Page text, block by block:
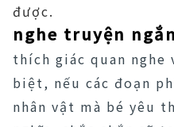
được.
nghe truyện
thích giác quan nghe
biệt, nếu các đoạn
nhân vật mà bé yêu